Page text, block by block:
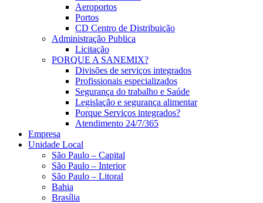
Aeroportos
Portos
CD Centro de Distribuição
Administração Publica
Licitação
PORQUE A SANEMIX?
Divisões de serviços integrados
Profissionais especializados
Segurança do trabalho e Saúde
Legislação e segurança alimentar
Porque Serviços integrados?
Atendimento 24/7/365
Empresa
Unidade Local
São Paulo – Capital
São Paulo – Interior
São Paulo – Litoral
Bahia
Brasília